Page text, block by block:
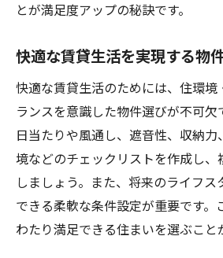
とが満足度アップの秘訣です。
快適な賃貸生活を実現する物
快適な賃貸生活のためには、住環境
ランスを意識した物件選びが不可欠
日当たりや風通し、遮音性、収納
境などのチェックリストを作成し
しましょう。また、将来のライフ
できる柔軟な条件設定が重要です。
わたり満足できる住まいを選ぶこと